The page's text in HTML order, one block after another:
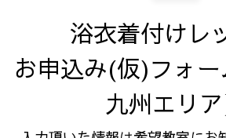
浴衣着付けレ
お申込み(仮)フォー
九州エリア